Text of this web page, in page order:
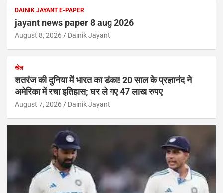
DAINIK JAYANT E-PAPER
jayant news paper 8 aug 2026
August 8, 2026 Dainik Jayant
खेल
शतरंज की दुनिया में भारत का डंका! 20 साल के प्रज्ञानंद ने
अमेरिका में रचा इतिहास; घर ले गए 47 लाख रुपए
August 7, 2026 Dainik Jayant